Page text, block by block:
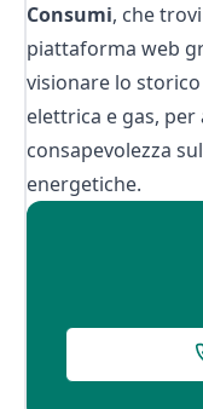
Consumi, che
piattaforma web
visionare lo
elettrica e gas,
consapevolezza
energetiche.